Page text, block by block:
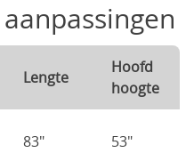
Lengte
Hoofd
hoogte
83" 53"